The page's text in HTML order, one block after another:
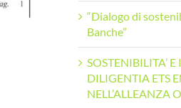
“Dialogo di
Banche”
SOSTENIBILITA’ E
DILIGENTIA ETS
NELL’ALLEANZA